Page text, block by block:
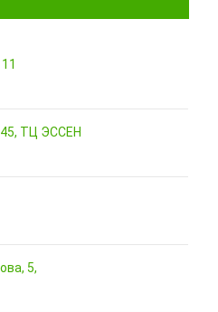
ТЦ ЭССЕН
5,